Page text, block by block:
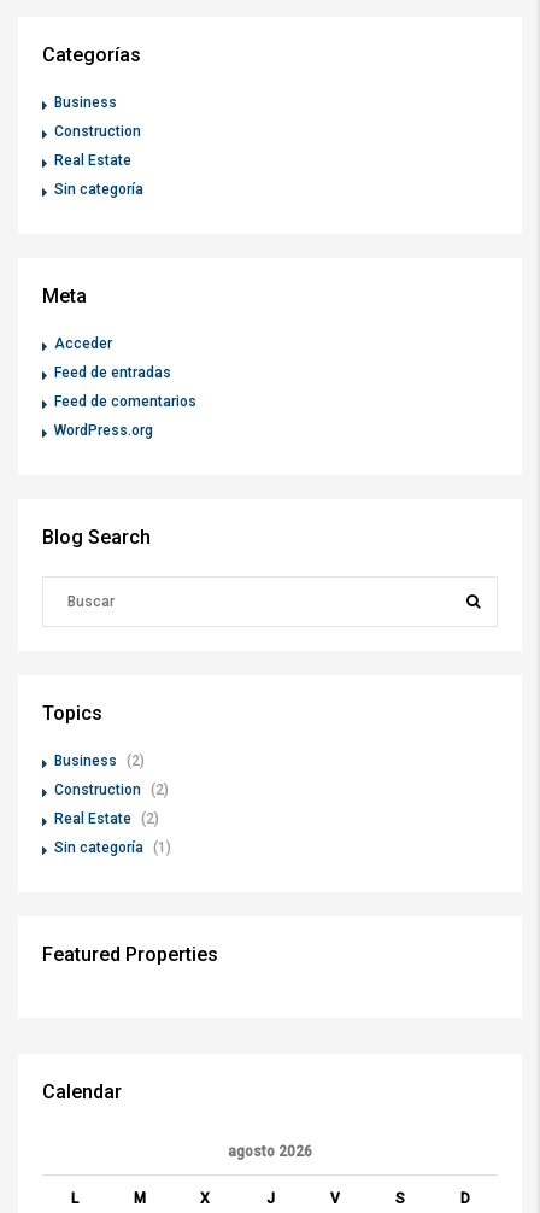
Categorías
Business
Construction
Real Estate
Sin categoría
Meta
Acceder
Feed de entradas
Feed de comentarios
WordPress.org
Blog Search
Topics
Business
(2)
Construction (2)
Real Estate (2)
Sin categoría (1)
Featured Properties
Calendar
agosto 2026
L M X J V S D